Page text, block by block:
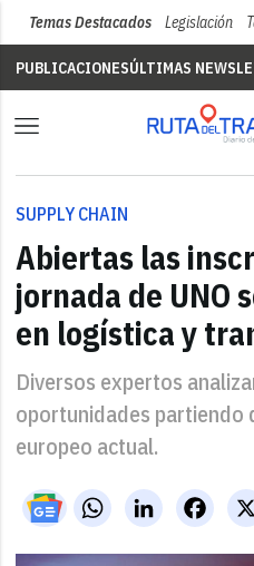
Temas Destacados Legislación
PUBLICACIONESÚLTIMAS
SUPPLY CHAIN
Abiertas las
jornada de UNO
en logística y
Diversos expertos
oportunidades partiendo
europeo actual.
WhatsAppLinkedIn